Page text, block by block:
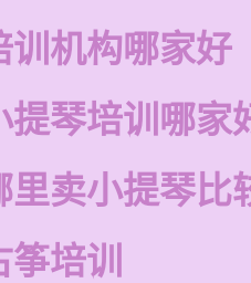
训机构哪家好
提琴培训哪家
里卖小提琴比
培训